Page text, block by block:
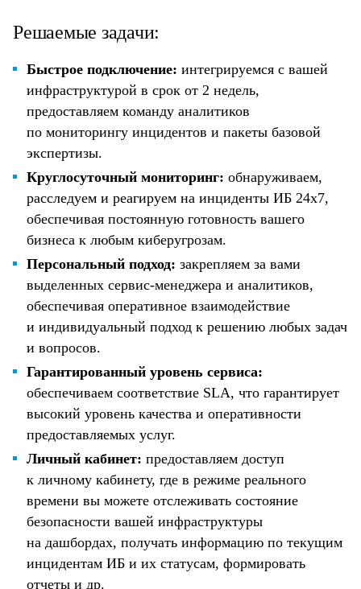
Решаемые задачи:
Быстрое подключение: интегрируемся с вашей
инфраструктурой в срок от 2 недель,
предоставляем команду аналитиков
по мониторингу инцидентов и пакеты базовой
экспертизы.
Круглосуточный мониторинг: обнаруживаем,
расследуем и реагируем на инциденты ИБ 24х7,
обеспечивая постоянную готовность вашего
бизнеса к любым киберугрозам.
Персональный подход: закрепляем за вами
выделенных сервис-менеджера и аналитиков,
обеспечивая оперативное взаимодействие
и индивидуальный подход к решению любых задач
и вопросов.
Гарантированный уровень сервиса:
обеспечиваем соответствие SLA, что гарантирует
высокий уровень качества и оперативности
предоставляемых услуг.
Личный кабинет: предоставляем доступ
к личному кабинету, где в режиме реального
времени вы можете отслеживать состояние
безопасности вашей инфраструктуры
на дашбордах, получать информацию по текущим
инцидентам ИБ и их статусам, формировать
отчеты и др.